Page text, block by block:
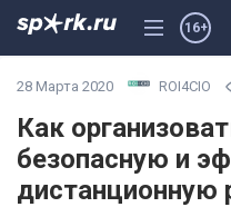
16+
28 Марта 2020 ROI4CIO
Как
безопасную и
дистанционную